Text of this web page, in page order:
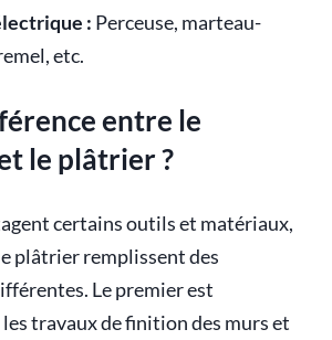
: Perceuse, marteau-
etc.
entre le
le plâtrier ?
certains outils et matériaux,
plâtrier remplissent des
Le premier est
travaux de finition des murs et